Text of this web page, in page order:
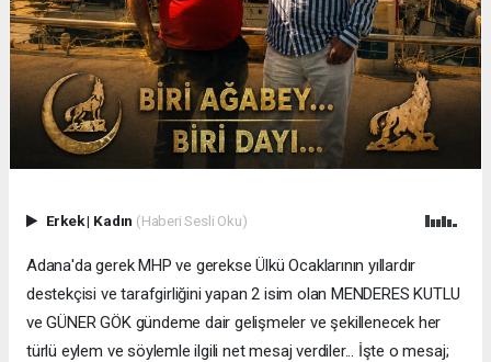
Erkek| Kadın (Haberi Sesli Oku)
Adana'da gerek MHP ve gerekse Ülkü Ocaklarının yıllardır
destekçisi ve tarafgirliğini yapan 2 isim olan MENDERES KUTLU
ve GÜNER GÖK gündeme dair gelişmeler ve şekillenecek her
türlü eylem ve söylemle ilgili net mesaj verdiler... İşte o mesaj;